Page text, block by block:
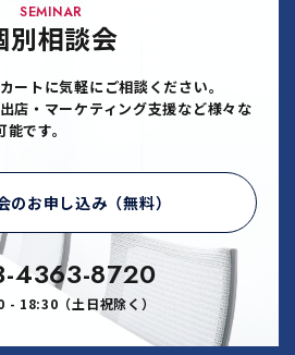
SEMINAR
別相談会
ートに気軽にご相談ください。
店・マーケティング支援など様々な
です。
のお申し込み（無料）
4363-8720
- 18:30（土日祝除く）